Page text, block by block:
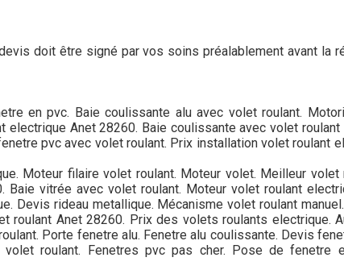
doit être signé par vos soins préalablement avant la
en pvc. Baie coulissante alu avec volet roulant.
Anet 28260. Baie coulissante avec volet
pvc avec volet roulant. Prix installation volet roulant
Moteur filaire volet roulant. Moteur volet. Meilleur volet
vitrée avec volet roulant. Moteur volet roulant
Devis rideau metallique. Mécanisme volet roulant
roulant Anet 28260. Prix des volets roulants electrique.
Porte fenetre alu. Fenetre alu coulissante. Devis
roulant. Fenetres pvc pas cher. Pose de fenetre